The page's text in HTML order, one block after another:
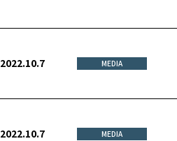
MEDIA
2022.10.7
MEDIA
2022.10.7